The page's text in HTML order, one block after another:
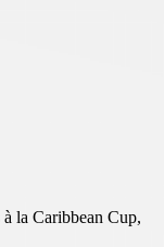
la Caribbean Cup,